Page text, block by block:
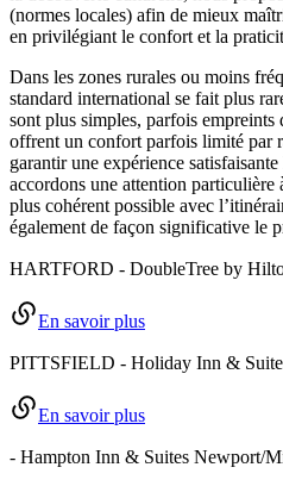
(normes locales) afin de mieux
en privilégiant le confort et la
Dans les zones rurales ou moins
standard international se fait plus
sont plus simples, parfois empreints
offrent un confort parfois limité par
garantir une expérience
accordons une attention particulière
plus cohérent possible avec
également de façon significative le
HARTFORD - DoubleTree by
En savoir plus
PITTSFIELD - Holiday Inn &
En savoir plus
- Hampton Inn & Suites Newport/